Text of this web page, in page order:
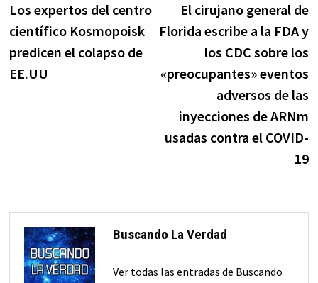
de
entradas
anterior:
Los expertos del centro
científico Kosmopoisk
predicen el colapso de
EE.UU
El cirujano general de
Florida escribe a la FDA y
los CDC sobre los
«preocupantes» eventos
adversos de las
inyecciones de ARNm
usadas contra el COVID-
19
Buscando La Verdad
Ver todas las entradas de Buscando